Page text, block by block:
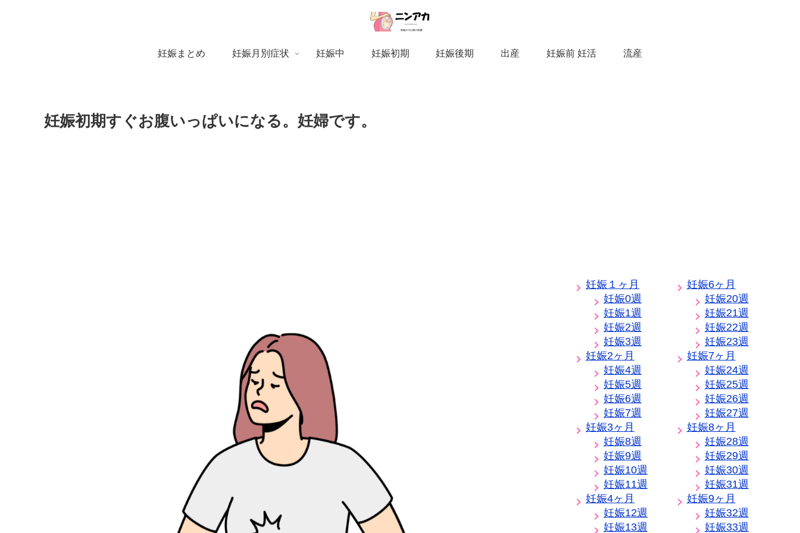
妊娠まとめ 妊娠月別症状 妊娠中 妊娠初期 妊娠後期 出産 妊娠前 妊活 流産
妊娠初期すぐお腹いっぱいになる。妊婦です。
妊娠１ヶ月
妊娠0週
妊娠1週
妊娠2週
妊娠3週
妊娠2ヶ月
妊娠4週
妊娠5週
妊娠6週
妊娠7週
妊娠3ヶ月
妊娠8週
妊娠9週
妊娠10週
妊娠11週
妊娠4ヶ月
妊娠12週
妊娠13週
妊娠6ヶ月
妊娠20週
妊娠21週
妊娠22週
妊娠23週
妊娠7ヶ月
妊娠24週
妊娠25週
妊娠26週
妊娠27週
妊娠8ヶ月
妊娠28週
妊娠29週
妊娠30週
妊娠31週
妊娠9ヶ月
妊娠32週
妊娠33週